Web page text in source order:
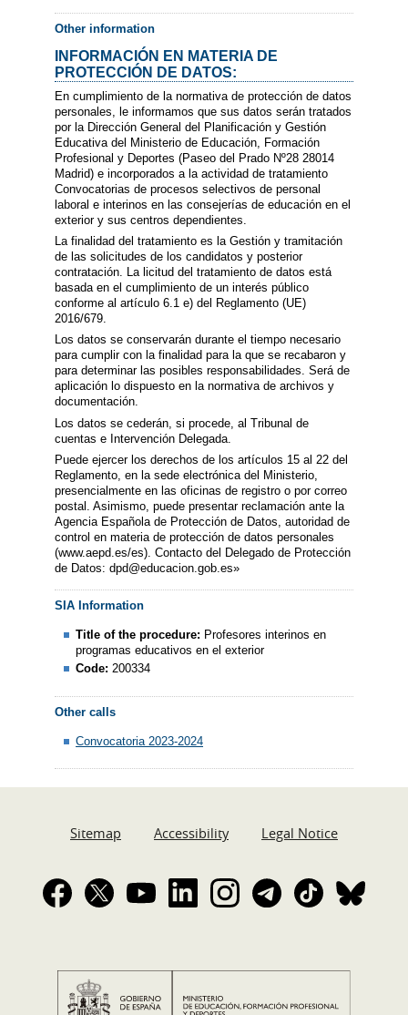
Other information
INFORMACIÓN EN MATERIA DE
PROTECCIÓN DE DATOS:
En cumplimiento de la normativa de protección de datos
personales, le informamos que sus datos serán tratados
por la Dirección General del Planificación y Gestión
Educativa del Ministerio de Educación, Formación
Profesional y Deportes (Paseo del Prado Nº28 28014
Madrid) e incorporados a la actividad de tratamiento
Convocatorias de procesos selectivos de personal
laboral e interinos en las consejerías de educación en el
exterior y sus centros dependientes.
La finalidad del tratamiento es la Gestión y tramitación
de las solicitudes de los candidatos y posterior
contratación. La licitud del tratamiento de datos está
basada en el cumplimiento de un interés público
conforme al artículo 6.1 e) del Reglamento (UE)
2016/679.
Los datos se conservarán durante el tiempo necesario
para cumplir con la finalidad para la que se recabaron y
para determinar las posibles responsabilidades. Será de
aplicación lo dispuesto en la normativa de archivos y
documentación.
Los datos se cederán, si procede, al Tribunal de
cuentas e Intervención Delegada.
Puede ejercer los derechos de los artículos 15 al 22 del
Reglamento, en la sede electrónica del Ministerio,
presencialmente en las oficinas de registro o por correo
postal. Asimismo, puede presentar reclamación ante la
Agencia Española de Protección de Datos, autoridad de
control en materia de protección de datos personales
(www.aepd.es/es). Contacto del Delegado de Protección
de Datos: dpd@educacion.gob.es»
SIA Information
Title of the procedure: Profesores interinos en
programas educativos en el exterior
Code:200334
Other calls
Convocatoria 2023-2024
Sitemap Accessibility Legal Notice